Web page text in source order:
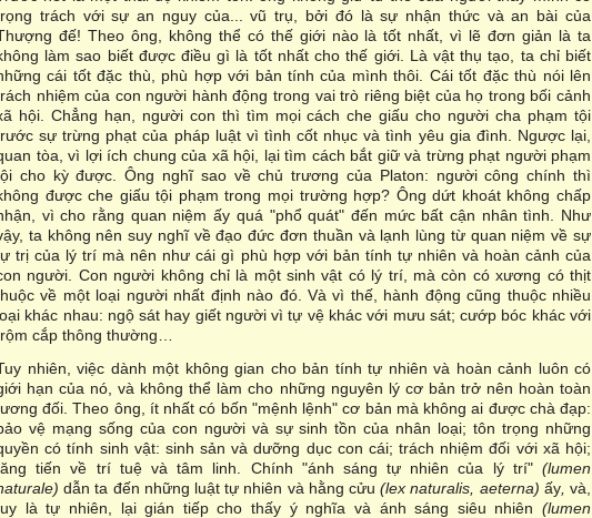
trách với sự an nguy của... vũ trụ, bởi đó là sự nhận thức và an bài của
đế! Theo ông, không thể có thế giới nào là tốt nhất, vì lẽ đơn giản là ta
làm sao biết được điều gì là tốt nhất cho thế giới. Là vật thụ tạo, ta chỉ biết
cái tốt đặc thù, phù hợp với bản tính của mình thôi. Cái tốt đặc thù nói lên
nhiệm của con người hành động trong vai trò riêng biệt của họ trong bối cảnh
hội. Chẳng hạn, người con thì tìm mọi cách che giấu cho người cha phạm tội
sự trừng phạt của pháp luật vì tình cốt nhục và tình yêu gia đình. Ngược lại,
tòa, vì lợi ích chung của xã hội, lại tìm cách bắt giữ và trừng phạt người phạm
cho kỳ được. Ông nghĩ sao về chủ trương của Platon: người công chính thì
được che giấu tội phạm trong mọi trường hợp? Ông dứt khoát không chấp
vì cho rằng quan niệm ấy quá "phổ quát" đến mức bất cận nhân tình. Như
ta không nên suy nghĩ về đạo đức đơn thuần và lạnh lùng từ quan niệm về sự
trị của lý trí mà nên như cái gì phù hợp với bản tính tự nhiên và hoàn cảnh của
người. Con người không chỉ là một sinh vật có lý trí, mà còn có xương có thịt
về một loại người nhất định nào đó. Và vì thế, hành động cũng thuộc nhiều
khác nhau: ngộ sát hay giết người vì tự vệ khác với mưu sát; cướp bóc khác với
cắp thông thường…
nhiên, việc dành một không gian cho bản tính tự nhiên và hoàn cảnh luôn có
hạn của nó, và không thể làm cho những nguyên lý cơ bản trở nên hoàn toàn
đối. Theo ông, ít nhất có bốn "mệnh lệnh" cơ bản mà không ai được chà đạp:
vệ mạng sống của con người và sự sinh tồn của nhân loại; tôn trọng những
có tính sinh vật: sinh sản và dưỡng dục con cái; trách nhiệm đối với xã hội;
tiến về trí tuệ và tâm linh. Chính "ánh sáng tự nhiên của lý trí" (lumen
dẫn ta đến những luật tự nhiên và hằng cửu(lex naturalis, aeterna) ấy,và,
là tự nhiên, lại gián tiếp cho thấy ý nghĩa và ánh sáng siêu nhiên (lumen